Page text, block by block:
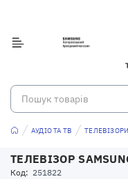
АУДІО ТА ТВ ТЕЛЕВІЗОРИ
ТЕЛЕВІЗОР
Код: 251822